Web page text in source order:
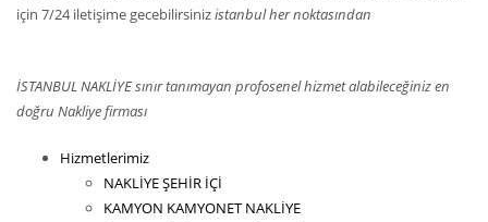
için 7/24 iletişime gecebilirsinizistanbul her noktasından
İSTANBUL NAKLİYE sınır tanımayan profosenel hizmet alabileceğiniz en
doğru Nakliye firması
Hizmetlerimiz
NAKLİYE ŞEHİR İÇİ
KAMYON KAMYONET NAKLİYE